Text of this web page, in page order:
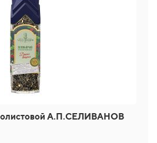
А.П.СЕЛИВАНОВ